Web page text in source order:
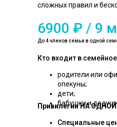
сложных правил и
6900 ₽ / 9
До 4 членов семьи в одной
Кто входит в
родители или
опекуны;
дети;
бабушки и
Привилегии НА
Специальные